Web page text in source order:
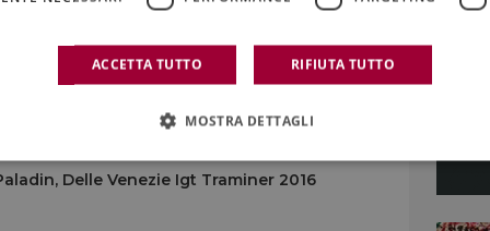
delle Vigne, Docg Brunello di Montalcino
27 Febbraio 2021
Delle Venezie Igt Traminer 2016
ACCETTA TUTTO RIFIUTA TUTTO
MOSTRA DETTAGLI